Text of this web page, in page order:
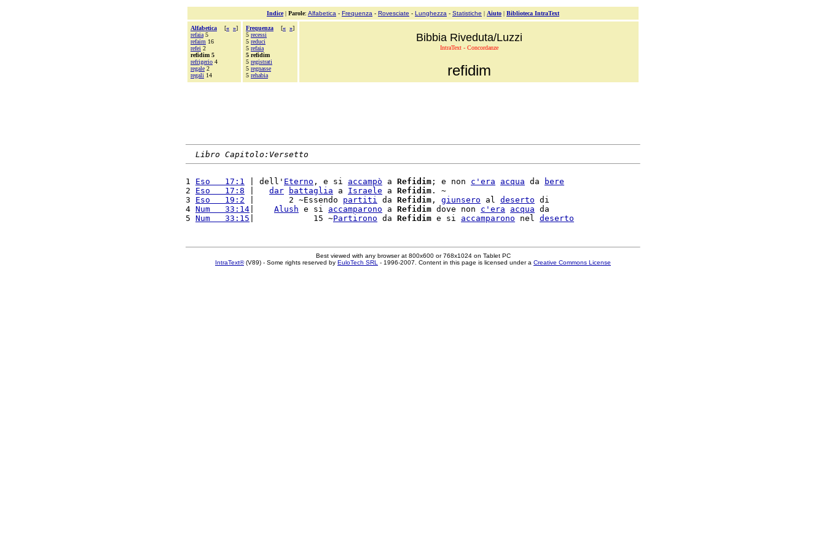
Indice| Parole: Alfabetica - Frequenza - Rovesciate - Lunghezza - Statistiche | Aiuto | Biblioteca IntraText
Alfabetica [« »]
refaia 5
refaim 16
refei 2
refidim 5
refrigerio 4
regale 2
regali 14
Frequenza [« »]
5 recessi
5 reduci
5 refaia
5 refidim
5 registrati
5 regnasse
5 rehabia
Bibbia Riveduta/Luzzi
IntraText - Concordanze
refidim
Libro Capitolo:Versetto
1 Eso   17:1 | dell' Eterno , e si accampò a Refidim ; e non c' era acqua da
bere
2 Eso   17:8 dar battaglia a Israele a Refidim . ~
3 Eso   19:2 |       2 ~Essendo partiti da Refidim , giunsero al deserto di
4 Num   33:14 Alush e si accamparono a Refidim dove non c' era acqua da
5 Num   33:15 |            15 ~Partirono da Refidim e si accamparono nel deserto
Best viewed with any browser at 800x600 or 768x1024 on Tablet PC
IntraText®(V89) - Some rights reserved by EuloTech SRL - 1996-2007. Content in this page is licensed under a Creative Commons License